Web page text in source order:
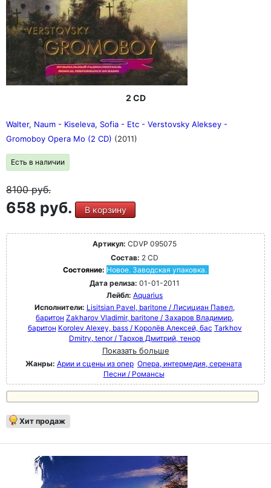
2 CD
Walter, Naum - Kiseleva, Sofia - Etc - Verstovsky Aleksey -
Gromoboy Opera Mo (2 CD) (2011)
Есть в наличии
8100руб.
658 руб. В корзину
Артикул: CDVP 095075
Состав: 2 CD
Состояние: Новое. Заводская упаковка.
Дата релиза: 01-01-2011
Лейбл: Aquarius
Исполнители: Lisitsian Pavel, baritone / Лисициан Павел,
баритон Zakharov Vladimir, baritone / Захаров Владимир,
баритон Korolev Alexey, bass / Королёв Алексей, бас Tarkhov
Dmitry, tenor / Тархов Дмитрий, тенор
Показать больше
Жанры: Арии и сцены из опер Опера, интермедия, серената
Песни / Романсы
Хит продаж